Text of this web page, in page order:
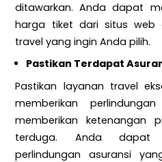
ditawarkan. Anda dapat
harga tiket dari situs web
travel yang ingin Anda pilih.
Pastikan Terdapat
Pastikan layanan travel
memberikan
memberikan ketenangan
terduga. Anda dapat
perlindungan asuransi